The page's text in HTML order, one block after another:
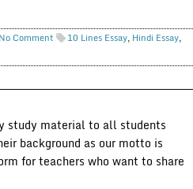
No Comment 10 Lines Essay, Hindi Essay,
study material to all students
background as our motto is
for teachers who want to share